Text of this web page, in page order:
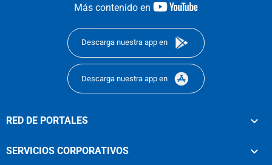
Más contenido en
youtube-
Descarga nuestra app en
Descarga nuestra app en
RED DE PORTALES
SERVICIOS CORPORATIVOS